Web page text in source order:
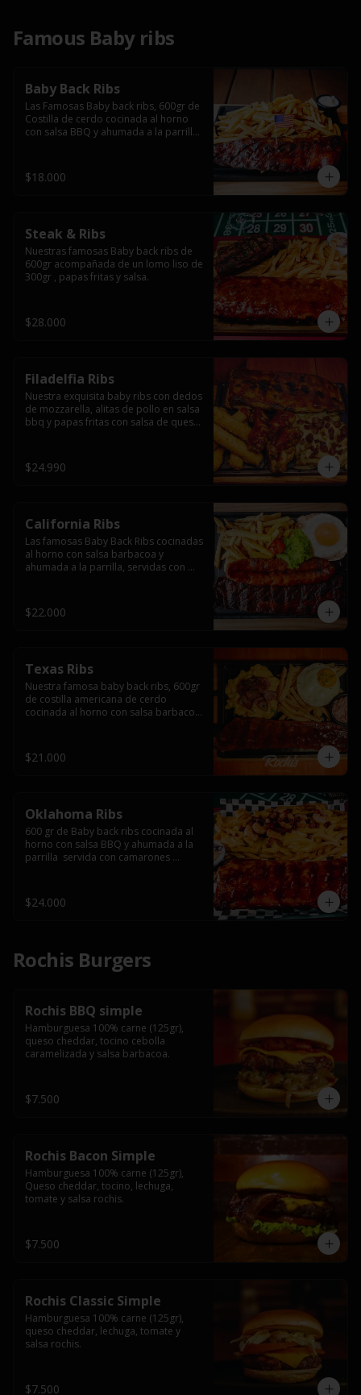
Famous Baby ribs
Baby Back Ribs
Las Famosas Baby back ribs, 600gr de
Costilla de cerdo cocinada al horno
con salsa BBQ y ahumada a la parrilla
$18.000
Steak & Ribs
Nuestras famosas Baby back ribs de
600gr acompañada de un lomo liso de
300gr , papas fritas y salsa.
$28.000
Filadelfia Ribs
Nuestra exquisita baby ribs con dedos
de mozzarella, alitas de pollo en salsa
bbq y papas fritas con salsa de queso
$24.990
California Ribs
Las famosas Baby Back Ribs cocinadas
al horno con salsa barbacoa y
ahumada a la parrilla, servidas con
$22.000
Texas Ribs
Nuestra famosa baby back ribs, 600gr
de costilla americana de cerdo
cocinada al horno con salsa barbacoa
tocino ahumado laminado, papas
fritas  y un huevo frito.
$21.000
Oklahoma Ribs
600 gr de Baby back ribs cocinada al
horno con salsa BBQ y ahumada a la
parrilla  servida con camarones
$24.000
Rochis Burgers
Rochis BBQ simple
Hamburguesa 100% carne (125gr),
queso cheddar, tocino cebolla
caramelizada y salsa barbacoa.
$7.500
Rochis Bacon Simple
Hamburguesa 100% carne (125gr),
Queso cheddar, tocino, lechuga,
tomate y salsa rochis.
$7.500
Rochis Classic Simple
Hamburguesa 100% carne (125gr),
queso cheddar, lechuga, tomate y
salsa rochis.
$7.500